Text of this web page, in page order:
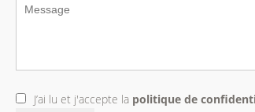
J’ai lu et j'accepte la politique de